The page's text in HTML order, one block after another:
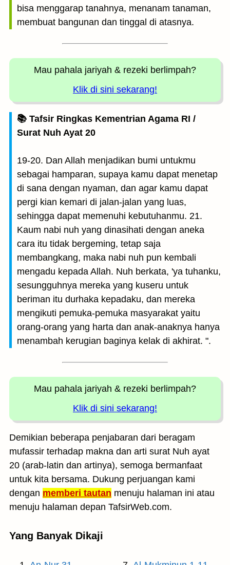
bisa menggarap tanahnya, menanam tanaman,
membuat bangunan dan tinggal di atasnya.
Mau pahala jariyah & rezeki berlimpah?
Klik di sini sekarang!
📚 Tafsir Ringkas Kementrian Agama RI /
Surat Nuh Ayat 20
19-20. Dan Allah menjadikan bumi untukmu
sebagai hamparan, supaya kamu dapat menetap
di sana dengan nyaman, dan agar kamu dapat
pergi kian kemari di jalan-jalan yang luas,
sehingga dapat memenuhi kebutuhanmu. 21.
Kaum nabi nuh yang dinasihati dengan aneka
cara itu tidak bergeming, tetap saja
membangkang, maka nabi nuh pun kembali
mengadu kepada Allah. Nuh berkata, 'ya tuhanku,
sesungguhnya mereka yang kuseru untuk
beriman itu durhaka kepadaku, dan mereka
mengikuti pemuka-pemuka masyarakat yaitu
orang-orang yang harta dan anak-anaknya hanya
menambah kerugian baginya kelak di akhirat. ".
Mau pahala jariyah & rezeki berlimpah?
Klik di sini sekarang!
Demikian beberapa penjabaran dari beragam
mufassir terhadap makna dan arti surat Nuh ayat
20 (arab-latin dan artinya), semoga bermanfaat
untuk kita bersama. Dukung perjuangan kami
dengan memberi tautan menuju halaman ini atau
menuju halaman depan TafsirWeb.com.
Yang Banyak Dikaji